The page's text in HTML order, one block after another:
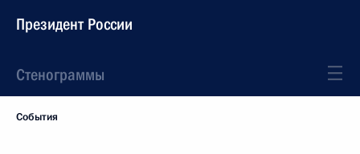
Президент России
Стенограммы
События